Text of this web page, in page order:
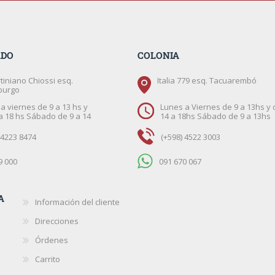
Chiossi esq.
viernes de 9 a 13 hs y
18 hs Sábado de 9 a 14
8474
000
COLONIA
Italia 779 esq. Tacuarembó
Lunes a Viernes de 9 a 13hs y
14 a 18hs Sábado de 9 a 13hs
(+598) 4522 3003
091 670 067
Información del cliente
Direcciones
Órdenes
Carrito